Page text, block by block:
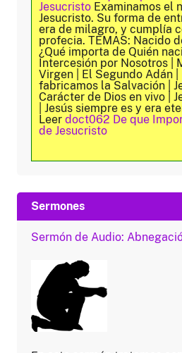
Jesucristo Examinamos el
Jesucristo. Su forma de
era de milagro, y cumplía
profecia. TEMAS: Nacido
¿Qué importa de Quién
Intercesión por Nosotros |
Virgen | El Segundo Adán |
fabricamos la Salvación |
Carácter de Dios en vivo |
| Jesús siempre es y era
Leer doct062 De que
de Jesucristo
Sermones
Sermón de Audio: